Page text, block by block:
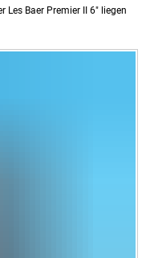
Les Baer Premier II 6" liegen